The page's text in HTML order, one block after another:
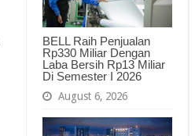
BELL Raih Penjualan
Rp330 Miliar Dengan
Laba Bersih Rp13 Miliar
Di Semester I 2026
August 6, 2026